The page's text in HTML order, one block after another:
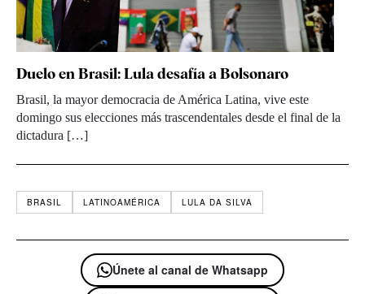
Duelo en Brasil: Lula desafía a Bolsonaro
Brasil, la mayor democracia de América Latina, vive este
domingo sus elecciones más trascendentales desde el final de la
dictadura […]
BRASIL LATINOAMÉRICA LULA DA SILVA
Únete al canal de Whatsapp